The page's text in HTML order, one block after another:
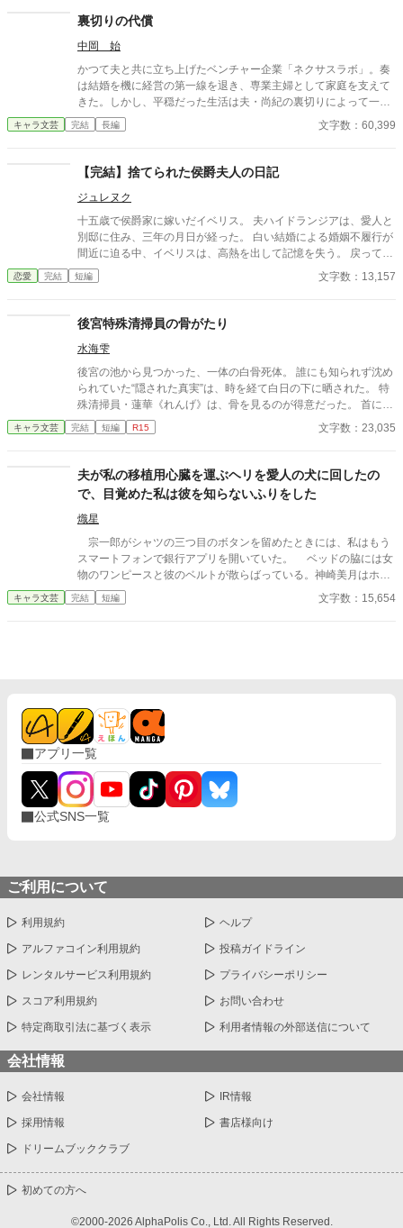
ください。 歯科以外の医療知識はそこまで詳しくないのですみま
せんがご了承ください。
裏切りの代償
中岡 始
かつて夫と共に立ち上げたベンチャー企業「ネクサスラボ」。奏
は結婚を機に経営の第一線を退き、専業主婦として家庭を支えて
きた。しかし、平穏だった生活は夫・尚紀の裏切りによって一変
する。彼の部下であり不倫相手の優美が、会社を混乱に陥れつつ
あったのだ。 尚紀の冷たい態度と優美の挑発に苦しむ中、奏は再
め、かつての仲間や信頼できる協力者たちと連携しながら、会社
望を徹底的に打ち砕く覚悟でもあった。 取締役会での対決、揺れ
る社内外の信頼、そして壊れた夫婦の絆の果てに待つのは――。
自分の誇りと未来を取り戻すため、すべてを賭けて挑む奏の闘
い。復讐の果てに見える新たな希望と、繊細な人間ドラマが交錯
キャラ文芸 完結 長編 文字数：60,399
【完結】捨てられた侯爵夫人の日記
ジュレヌク
十五歳で侯爵家に嫁いだイベリス。 夫ハイドランジアは、愛人と
別邸に住み、三年の月日が経った。 白い結婚による婚姻不履行が
間近に迫る中、イベリスは、高熱を出して記憶を失う。 戻ってき
た夫は、妻に仕える侍女アリッサムから、いない月日の間書き綴
られた日記を手渡される。 そこには、出会った日から自分を恋し
なり、美しく成長した妻を前に、ハイドランジアは、心が揺ら
ぐ。 自分への恋心を忘れてしまったとしても、これ程までに思っ
てくれていたのなら、また、愛を育めるのではないのか？ 様々な
人間の思いが交錯し、物語は、思わぬ方向へと進んでいく。
恋愛 完結 短編 文字数：13,157
後宮特殊清掃員の骨がたり
水海雫
後宮の池から見つかった、一体の白骨死体。 誰にも知られず沈め
られていた“隠された真実”は、時を経て白日の下に晒された。 特
殊清掃員・蓮華《れんげ》は、骨を見るのが得意だった。 首に残
る圧迫の痕。 わずかな損傷。 骨の歪み。 人は嘘をつく。だが、
骨は嘘をつかない。 骨が語る“ありのままの現実”から、蓮華は死
憧れ、執着、尊敬、愛情――。 華やかな後宮の裏で渦巻く感情
は、時に人を壊してしまう。 これは、少し変わった清掃員が、骨
と共に後宮の闇を暴いていく倒叙ミステリー。 第一章完結しまし
キャラ文芸 完結 短編 R15 文字数：23,035
夫が私の移植用心臓を運ぶヘリを愛人の犬に回したの
で、目覚めた私は彼を知らないふりをした
熾星
宗一郎がシャツの三つ目のボタンを留めたときには、私はもう
スマートフォンで銀行アプリを開いていた。 ベッドの脇には女
物のワンピースと彼のベルトが散らばっている。神崎美月はホテ
ルのバスローブをまとい、浴室の入り口に立っていた。鎖骨には
意味ありげな赤い痕。まるで私に見せつけるために、そこに立っ
違えた」 その後、同じような「人違い」は二度起きた。 それ
をきっかけに、私たちは書面で取り決めを交わした。不貞行為が
一度発覚するたび、離婚成立前の解決金として、彼は私に五百万
円を支払う。 「振り込んで」
キャラ文芸 完結 短編 文字数：15,654
アプリ一覧
公式SNS一覧
ご利用について
利用規約 ヘルプ
アルファコイン利用規約 投稿ガイドライン
レンタルサービス利用規約 プライバシーポリシー
スコア利用規約 お問い合わせ
特定商取引法に基づく表示 利用者情報の外部送信について
会社情報
会社情報 IR情報
採用情報 書店様向け
ドリームブッククラブ
初めての方へ
©2000-2026 AlphaPolis Co., Ltd. All Rights Reserved.